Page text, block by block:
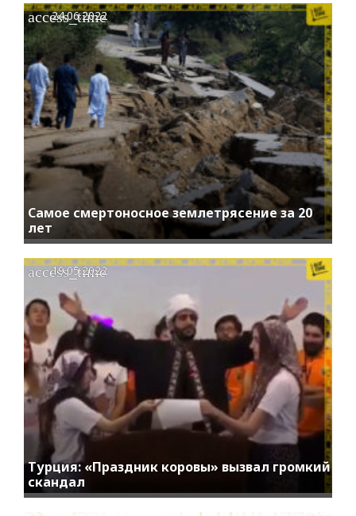
Самое смертоносное землетрясение за 20
лет
access_time
24.06.2022
Турция: «Праздник коровы» вызвал громкий
скандал
access_time
19.05.2022